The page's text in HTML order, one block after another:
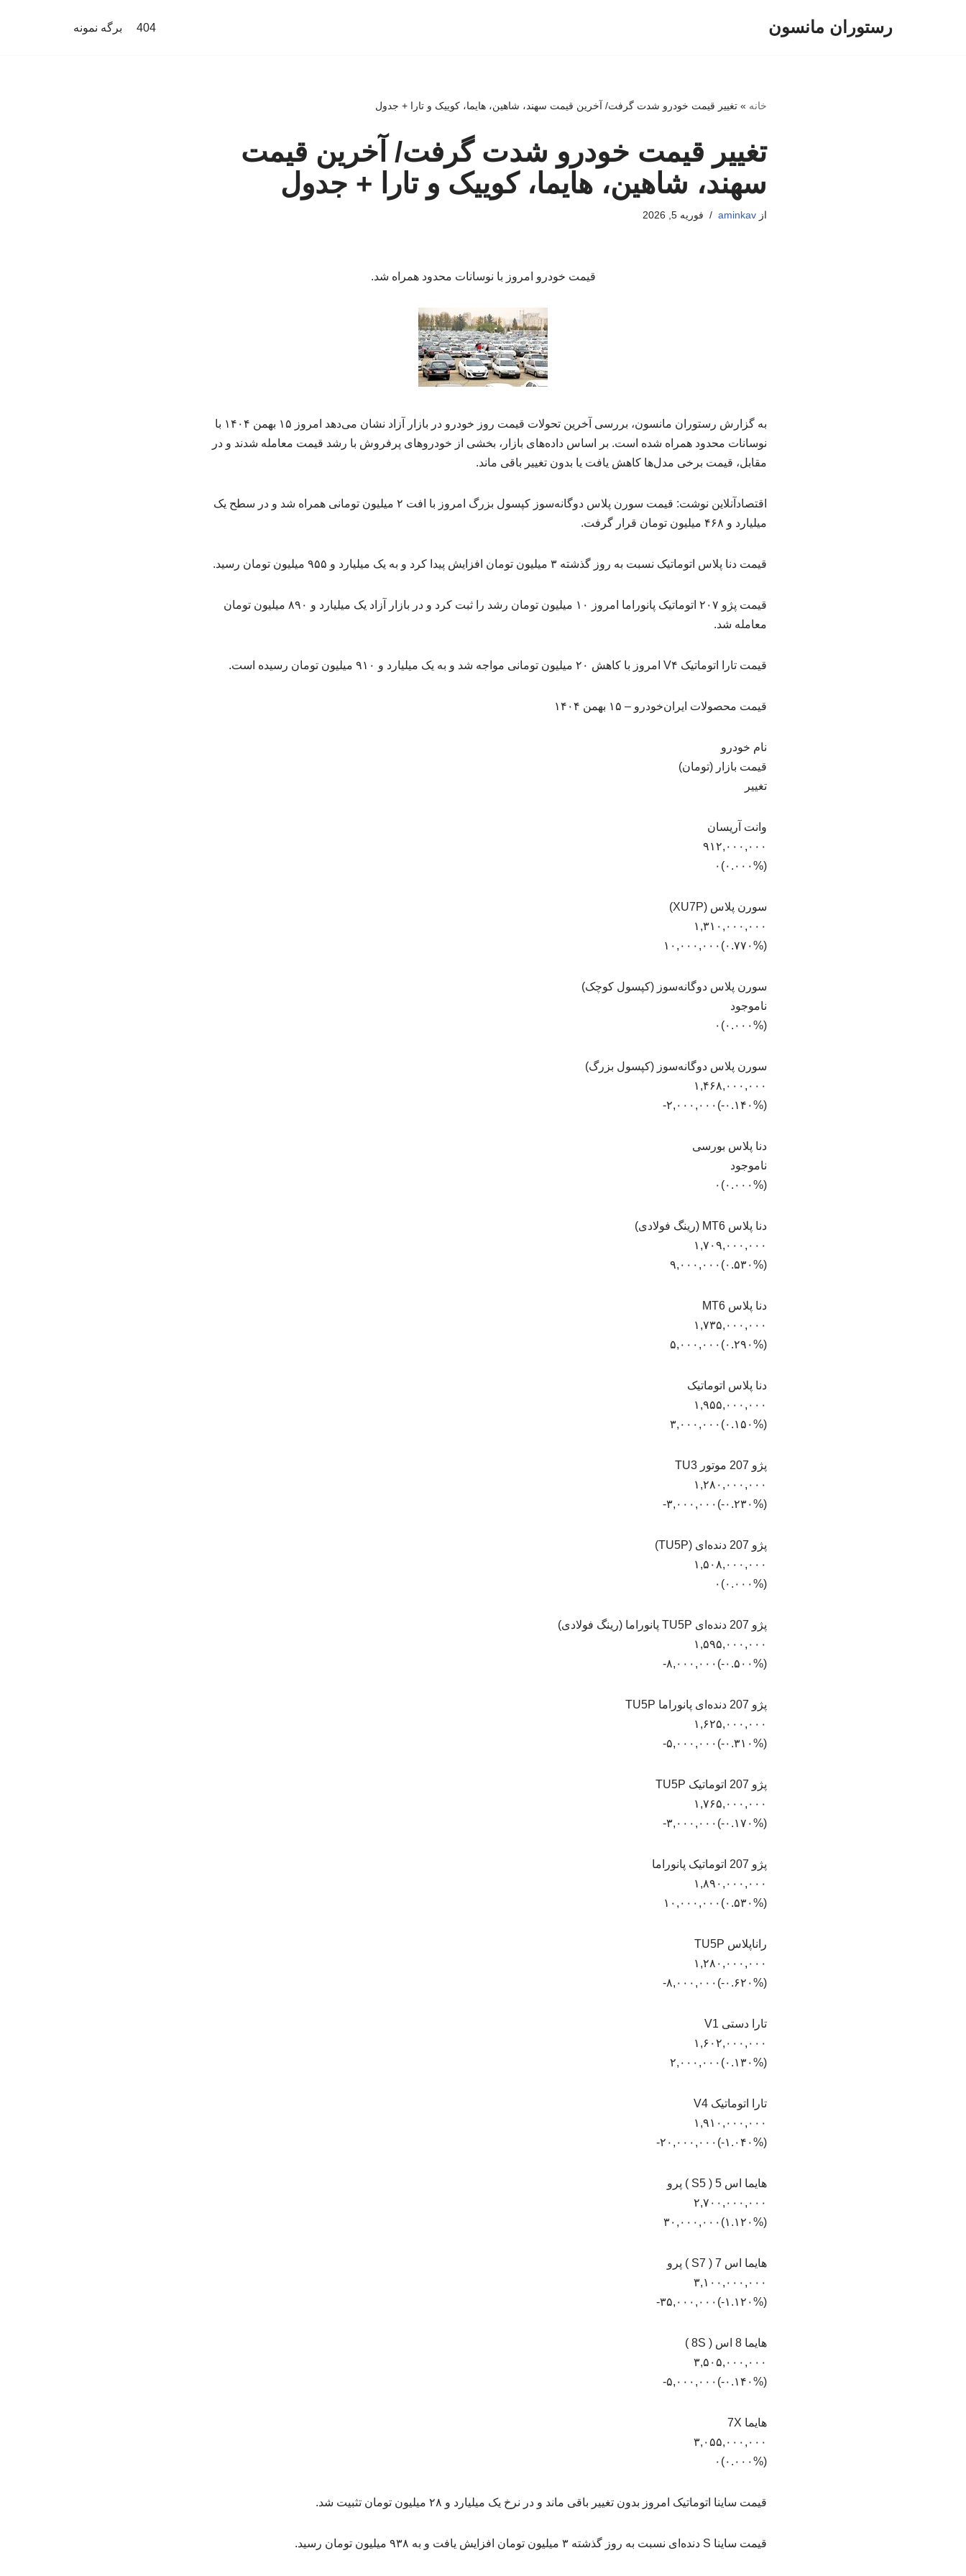
رستوران مانسون 404 برگه نمونه
خانه »تغییر قیمت خودرو شدت گرفت/ آخرین قیمت سهند، شاهین، هایما، کوییک و تارا + جدول
تغییر قیمت خودرو شدت گرفت/ آخرین قیمت
سهند، شاهین، هایما، کوییک و تارا + جدول
ازaminkav فوریه 5, 2026
قیمت خودرو امروز با نوسانات محدود همراه شد.
به گزارش رستوران مانسون، بررسی آخرین تحولات قیمت روز خودرو در بازار آزاد نشان می‌دهد امروز ۱۵ بهمن ۱۴۰۴ با
نوسانات محدود همراه شده است. بر اساس داده‌های بازار، بخشی از خودروهای پرفروش با رشد قیمت معامله شدند و در
مقابل، قیمت برخی مدل‌ها کاهش یافت یا بدون تغییر باقی ماند.
اقتصادآنلاین نوشت: قیمت سورن پلاس دوگانه‌سوز کپسول بزرگ امروز با افت ۲ میلیون تومانی همراه شد و در سطح یک
میلیارد و ۴۶۸ میلیون تومان قرار گرفت.
قیمت دنا پلاس اتوماتیک نسبت به روز گذشته ۳ میلیون تومان افزایش پیدا کرد و به یک میلیارد و ۹۵۵ میلیون تومان رسید.
قیمت پژو ۲۰۷ اتوماتیک پانوراما امروز ۱۰ میلیون تومان رشد را ثبت کرد و در بازار آزاد یک میلیارد و ۸۹۰ میلیون تومان
معامله شد.
قیمت تارا اتوماتیک V۴ امروز با کاهش ۲۰ میلیون تومانی مواجه شد و به یک میلیارد و ۹۱۰ میلیون تومان رسیده است.
قیمت محصولات ایران‌خودرو – ۱۵ بهمن ۱۴۰۴
نام خودرو
قیمت بازار (تومان)
تغییر
وانت آریسان
۹۱۲,۰۰۰,۰۰۰
(۰.۰۰۰%)۰
سورن پلاس (XU7P)
۱,۳۱۰,۰۰۰,۰۰۰
(‎۰.۷۷۰%‏)‎۱۰,۰۰۰,۰۰۰‏
سورن پلاس دوگانه‌سوز (کپسول کوچک)
ناموجود
(۰.۰۰۰%)۰
سورن پلاس دوگانه‌سوز (کپسول بزرگ)
۱,۴۶۸,۰۰۰,۰۰۰
(‎-۰.۱۴۰%‏)‎-۲,۰۰۰,۰۰۰‏
دنا پلاس بورسی
ناموجود
(۰.۰۰۰%)۰
دنا پلاس MT6 (رینگ فولادی)
۱,۷۰۹,۰۰۰,۰۰۰
(‎۰.۵۳۰%‏)‎۹,۰۰۰,۰۰۰‏
دنا پلاس MT6
۱,۷۳۵,۰۰۰,۰۰۰
(‎۰.۲۹۰%‏)‎۵,۰۰۰,۰۰۰‏
دنا پلاس اتوماتیک
۱,۹۵۵,۰۰۰,۰۰۰
(‎۰.۱۵۰%‏)‎۳,۰۰۰,۰۰۰‏
پژو 207 موتور TU3
۱,۲۸۰,۰۰۰,۰۰۰
(‎-۰.۲۳۰%‏)‎-۳,۰۰۰,۰۰۰‏
پژو 207 دنده‌ای (TU5P)
۱,۵۰۸,۰۰۰,۰۰۰
(۰.۰۰۰%)۰
پژو 207 دنده‌ای TU5P پانوراما (رینگ فولادی)
۱,۵۹۵,۰۰۰,۰۰۰
(‎-۰.۵۰۰%‏)‎-۸,۰۰۰,۰۰۰‏
پژو 207 دنده‌ای پانوراما TU5P
۱,۶۲۵,۰۰۰,۰۰۰
(‎-۰.۳۱۰%‏)‎-۵,۰۰۰,۰۰۰‏
پژو 207 اتوماتیک TU5P
۱,۷۶۵,۰۰۰,۰۰۰
(‎-۰.۱۷۰%‏)‎-۳,۰۰۰,۰۰۰‏
پژو 207 اتوماتیک پانوراما
۱,۸۹۰,۰۰۰,۰۰۰
(‎۰.۵۳۰%‏)‎۱۰,۰۰۰,۰۰۰‏
راناپلاس TU5P
۱,۲۸۰,۰۰۰,۰۰۰
(‎-۰.۶۲۰%‏)‎-۸,۰۰۰,۰۰۰‏
تارا دستی V1
۱,۶۰۲,۰۰۰,۰۰۰
(‎۰.۱۳۰%‏)‎۲,۰۰۰,۰۰۰‏
تارا اتوماتیک V4
۱,۹۱۰,۰۰۰,۰۰۰
(‎-۱.۰۴۰%‏)‎-۲۰,۰۰۰,۰۰۰‏
هایما اس 5 ( S5 ) پرو
۲,۷۰۰,۰۰۰,۰۰۰
(‎۱.۱۲۰%‏)‎۳۰,۰۰۰,۰۰۰‏
هایما اس 7 ( S7 ) پرو
۳,۱۰۰,۰۰۰,۰۰۰
(‎-۱.۱۲۰%‏)‎-۳۵,۰۰۰,۰۰۰‏
هایما 8 اس ( 8S )
۳,۵۰۵,۰۰۰,۰۰۰
(‎-۰.۱۴۰%‏)‎-۵,۰۰۰,۰۰۰‏
هایما 7X
۳,۰۵۵,۰۰۰,۰۰۰
(۰.۰۰۰%)۰
قیمت ساینا اتوماتیک امروز بدون تغییر باقی ماند و در نرخ یک میلیارد و ۲۸ میلیون تومان تثبیت شد.
قیمت ساینا S دنده‌ای نسبت به روز گذشته ۳ میلیون تومان افزایش یافت و به ۹۳۸ میلیون تومان رسید.